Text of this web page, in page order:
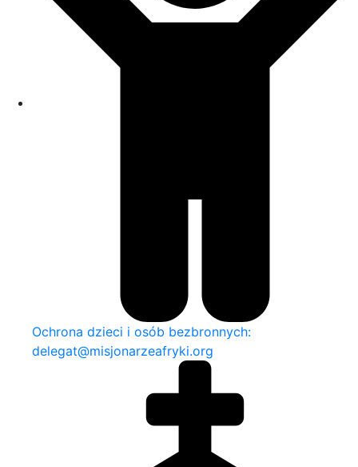
Ochrona dzieci i osób bezbronnych:
delegat@misjonarzeafryki.org